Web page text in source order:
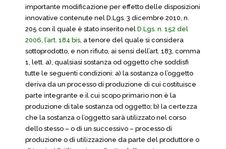
importante modificazione per effetto delle disposizioni
innovative contenute nel D.Lgs. 3 dicembre 2010, n.
205 con il quale è stato inserito nel D.Lgs. n. 152 del
2006, l’art. 184 bis, a tenore del quale si considera
sottoprodotto, e non rifiuto, ai sensi dell’art. 183, comma
1, lett. a), qualsiasi sostanza od oggetto che soddisfi
tutte le seguenti condizioni: a) la sostanza o l’oggetto
deriva da un processo di produzione di cui costituisce
parte integrante e il cui scopo primario non è la
produzione di tale sostanza od oggetto; b) la certezza
che la sostanza o l’oggetto sarà utilizzato nel corso
dello stesso – o di un successivo – processo di
produzione o di utilizzazione da parte del produttore o